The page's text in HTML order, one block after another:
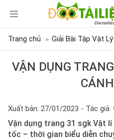
Trang chủ Giải Bài Tập Vật
VẬN DỤNG
Xuất bản: 27/01/2023 - Tác giả:
Vận dụng trang 31 sgk Vật
tốc – thời gian biểu diễn